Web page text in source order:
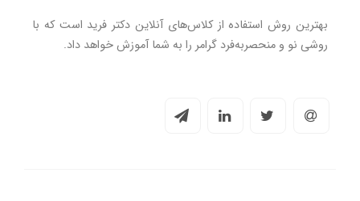
بهترین روش استفاده از کلاس‌های آنلاین دکتر فرید است که با
روشی نو و منحصربه‌فرد گرامر را به شما آموزش خواهد داد.